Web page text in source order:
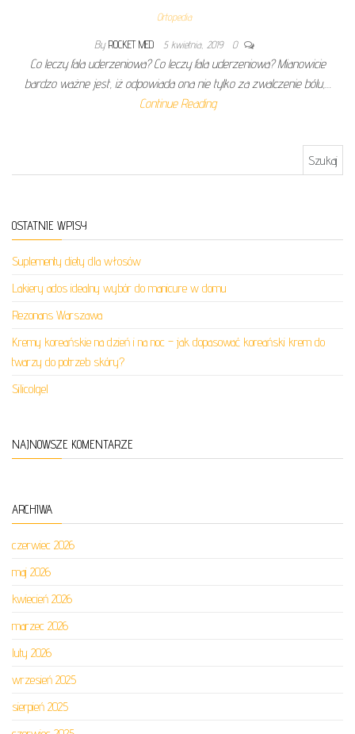
Ortopedia
By ROCKET MED 5 kwietnia, 2019 0
Co leczy fala uderzeniowa? Co leczy fala uderzeniowa? Mianowicie
bardzo ważne jest, iż odpowiada ona nie tylko za zwalczenie bólu,…
Continue Reading
OSTATNIE WPISY
Suplementy diety dla włosów
Lakiery ados idealny wybór do manicure w domu
Rezonans Warszawa
Kremy koreańskie na dzień i na noc – jak dopasować koreański krem do
twarzy do potrzeb skóry?
Silicolgel
NAJNOWSZE KOMENTARZE
ARCHIWA
czerwiec 2026
maj 2026
kwiecień 2026
marzec 2026
luty 2026
wrzesień 2025
sierpień 2025